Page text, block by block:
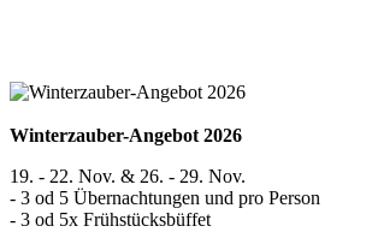
Winterzauber-Angebot 2026
19. - 22. Nov. & 26. - 29. Nov.
- 3 od 5 Übernachtungen und pro Person
- 3 od 5x Frühstücksbüffet